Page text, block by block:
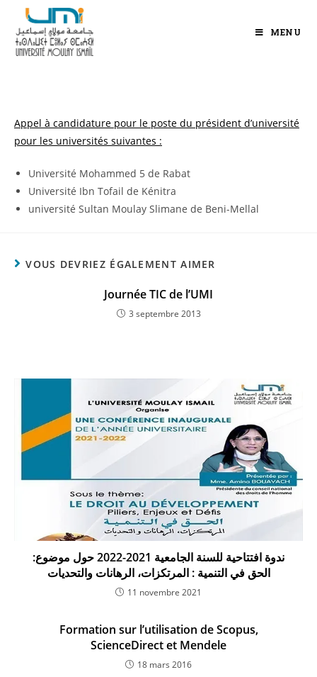
MENU
Appel à candidature pour le poste du président d’université
pour les universités suivantes :
Université Mohammed 5 de Rabat
Université Ibn Tofail de Kénitra
université Sultan Moulay Slimane de Beni-Mellal
VOUS DEVRIEZ ÉGALEMENT AIMER
Journée TIC de l’UMI
3 septembre 2013
ندوة افتتاحية للسنة الجامعية 2021-2022 حول موضوع:
الحق في التنمية : المرتكزات، الرهانات والتحديات
11 novembre 2021
Formation sur l’utilisation de Scopus,
ScienceDirect et Mendele
18 mars 2016